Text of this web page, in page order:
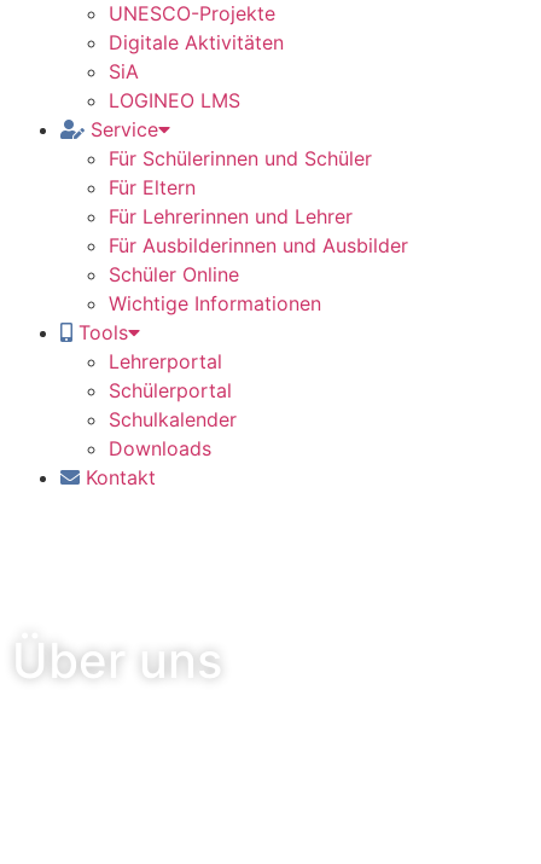
UNESCO-Projekte
Digitale Aktivitäten
SiA
LOGINEO LMS
Service
Für Schülerinnen und Schüler
Für Eltern
Für Lehrerinnen und Lehrer
Für Ausbilderinnen und Ausbilder
Schüler Online
Wichtige Informationen
Tools
Lehrerportal
Schülerportal
Schulkalender
Downloads
Kontakt
Über uns